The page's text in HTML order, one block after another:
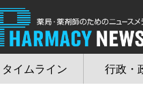
タイムライン 行政・